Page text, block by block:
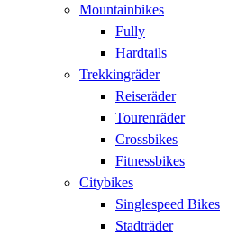
Mountainbikes
Fully
Hardtails
Trekkingräder
Reiseräder
Tourenräder
Crossbikes
Fitnessbikes
Citybikes
Singlespeed Bikes
Stadträder